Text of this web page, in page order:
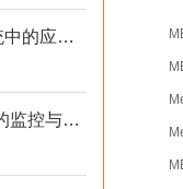
BECK压力开关在自动化系统中的应用说明
EGE传感器如何提升生产线的监控与管理效率？